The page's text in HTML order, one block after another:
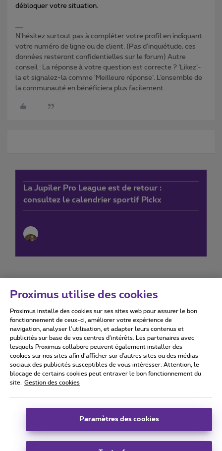
débloquer votre situation.
N'hésitez surtout pas à compléter votre profil en indiquant
votre numéro de ligne ou de client. (Pas d'inquiétude, ces
données resteront confidentielles sur le forum) Autre
conseil : La réponse à votre question est correcte ? ‘Likez’-
la et signalez-la comme ‘Meilleure réponse’. L’ensemble de
la communauté en bénéficiera plus facilement.
La Jupiler Pro League est de retour :
consultez le calendrier sportif Pickx
Conditions d'utilisation Accessibility statement
Tous droits réservés. © 2026
Conditions générales, info consommateur
Coordonnées de l’entreprise
Boulevard du Roi Albert II 27 - B-1030 Bruxelles.
Proximus utilise des cookies
Proximus installe des cookies sur ses sites web pour assurer le bon
fonctionnement de ceux-ci, améliorer votre expérience de
navigation, analyser l’utilisation, et adapter leurs contenus et
publicités sur base de vos centres d’intérêts. Les partenaires avec
lesquels Proximus collabore peuvent également installer des
cookies sur nos sites afin d’afficher sur d'autres sites ou des médias
sociaux des publicités susceptibles de vous intéresser. Attention, le
blocage de certains cookies peut entraver le bon fonctionnement du
site.
Gestion des cookies
Paramètres des cookies